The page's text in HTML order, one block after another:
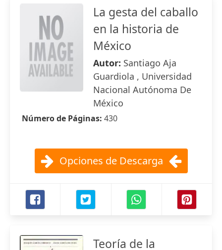
La gesta del caballo
en la historia de
México
Autor: Santiago Aja
Guardiola , Universidad
Nacional Autónoma De
México
Número de Páginas: 430
Opciones de Descarga
Teoría de la